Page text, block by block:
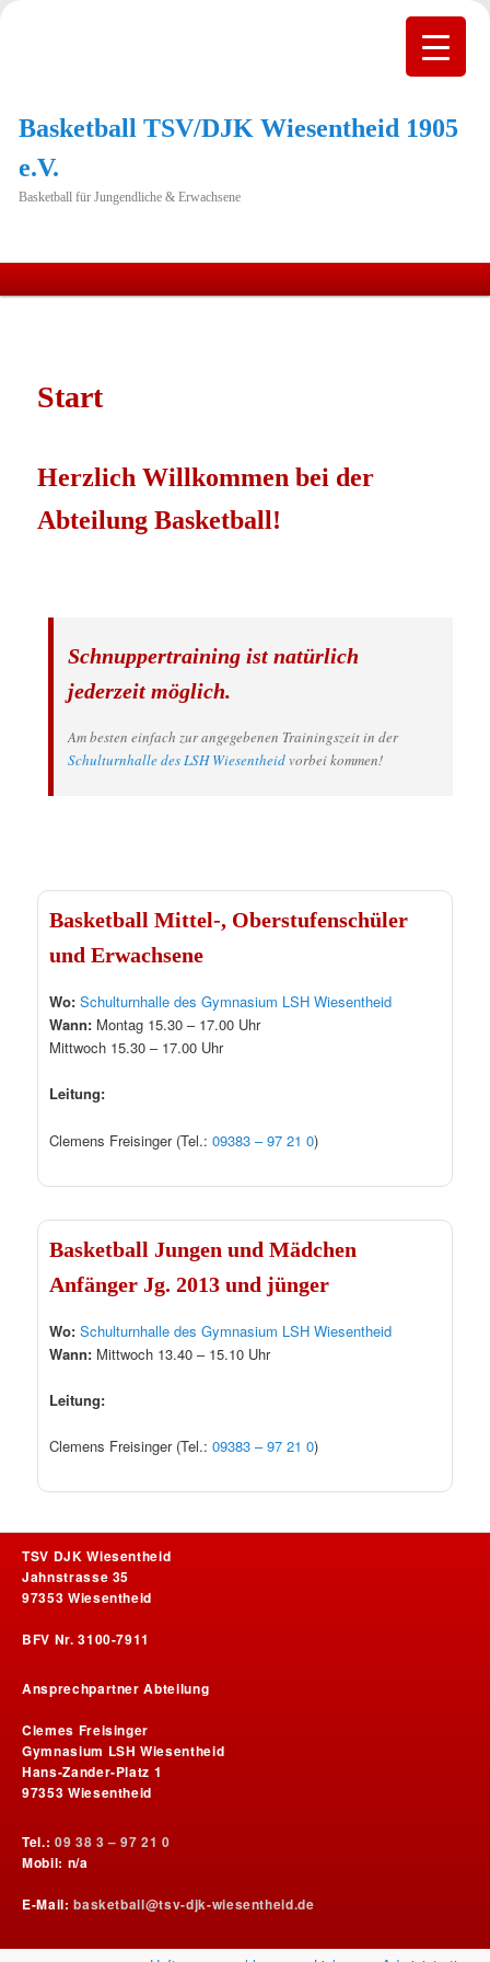
Basketball TSV/DJK Wiesentheid 1905
e.V.
Basketball für Jungendliche & Erwachsene
Start
Herzlich Willkommen bei der
Abteilung Basketball!
Schnuppertraining ist natürlich
jederzeit möglich.
Am besten einfach zur angegebenen Trainingszeit in der
Schulturnhalle des LSH Wiesentheid vorbei kommen!
Basketball Mittel-, Oberstufenschüler
und Erwachsene
Wo: Schulturnhalle des Gymnasium LSH Wiesentheid
Wann: Montag 15.30 – 17.00 Uhr
Mittwoch 15.30 – 17.00 Uhr
Leitung:
Clemens Freisinger (Tel.:09383 – 97 21 0)
Basketball Jungen und Mädchen
Anfänger Jg. 2013 und jünger
Wo: Schulturnhalle des Gymnasium LSH Wiesentheid
Wann: Mittwoch 13.40 – 15.10 Uhr
Leitung:
Clemens Freisinger (Tel.:09383 – 97 21 0)
TSV DJK Wiesentheid
Jahnstrasse 35
97353 Wiesentheid
BFV Nr. 3100-7911
Ansprechpartner Abteilung
Clemes Freisinger
Gymnasium LSH Wiesentheid
Hans-Zander-Platz 1
97353 Wiesentheid
Tel.: 09 38 3 – 97 21 0
Mobil: n/a
E-Mail:basketball@tsv-djk-wiesentheid.de